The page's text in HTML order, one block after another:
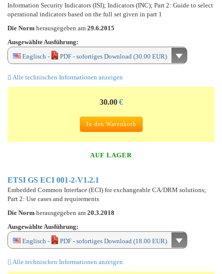
Information Security Indicators (ISI); Indicators (INC); Part 2: Guide to select
operational indicators based on the full set given in part 1
Die Norm herausgegeben am 29.6.2015
Ausgewählte Ausführung:
Englisch -
PDF - sofortiges Download (30.00 EUR)
Alle technischen Informationen anzeigen
30.00 €
In den Warenkorb
AUF LAGER
ETSI GS ECI 001-2-V1.2.1
Embedded Common Interface (ECI) for exchangeable CA/DRM solutions;
Part 2: Use cases and requirements
Die Norm herausgegeben am 20.3.2018
Ausgewählte Ausführung:
Englisch -
PDF - sofortiges Download (18.00 EUR)
Alle technischen Informationen anzeigen